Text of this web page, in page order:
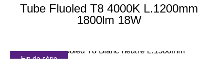
Tube Fluoled T8 4000K L.1200mm
1800lm 18W
Fin de série